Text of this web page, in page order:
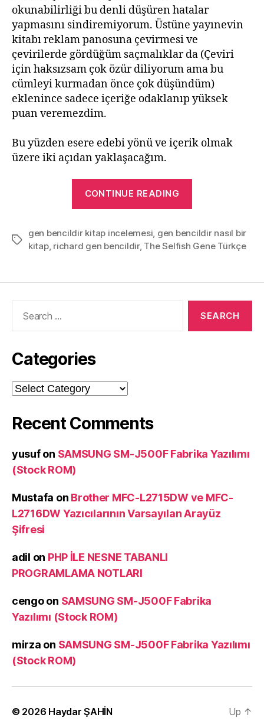
okunabilirliği bu denli düşüren hatalar
yapmasını sindiremiyorum. Üstüne yayınevin
kitabı reklam panosuna çevirmesi ve
çevirilerde gördüğüm saçmalıklar da (Çeviri
için haksızsam çok özür diliyorum ama bu
cümleyi kurmadan önce çok düşündüm)
eklenince sadece içeriğe odaklanıp yüksek
puan veremezdim.
Bu yüzden esere edebi yönü ve içerik olmak
üzere iki açıdan yaklaşacağım.
CONTINUE READING
Richard
DAWKINS”
Tags
gen bencildir kitap incelemesi gen bencildir nasıl bir
kitap, richard gen bencildir, The Selfish Gene Türkçe
Categories
Categories
Recent Comments
yusufon SAMSUNG SM-J500F Fabrika Yazılımı
(Stock ROM)
Mustafa on Brother MFC-L2715DW ve MFC-
L2716DW Yazıcılarının Varsayılan Arayüz
Şifresi
adil on PHP İLE NESNE TABANLI
PROGRAMLAMA NOTLARI
cengoon SAMSUNG SM-J500F Fabrika
Yazılımı (Stock ROM)
mirza on SAMSUNG SM-J500F Fabrika Yazılımı
(Stock ROM)
© 2026 Haydar ŞAHİN Up ↑